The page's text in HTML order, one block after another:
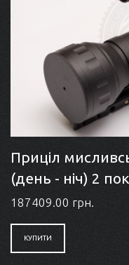
Приціл
(день - ніч) 2
187409.00 грн.
КУПИТИ